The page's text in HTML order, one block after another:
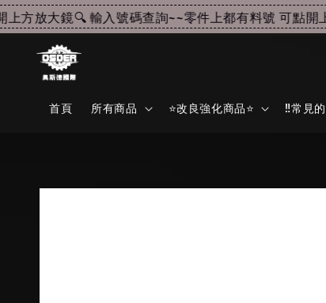
放大鏡🔍 輸入號碼查詢~~零件上都有料號 可點開上
首頁 所有商品 ⭐改良強化商品⭐ ‼️常見